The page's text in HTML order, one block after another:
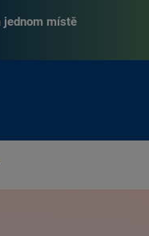
jednom místě